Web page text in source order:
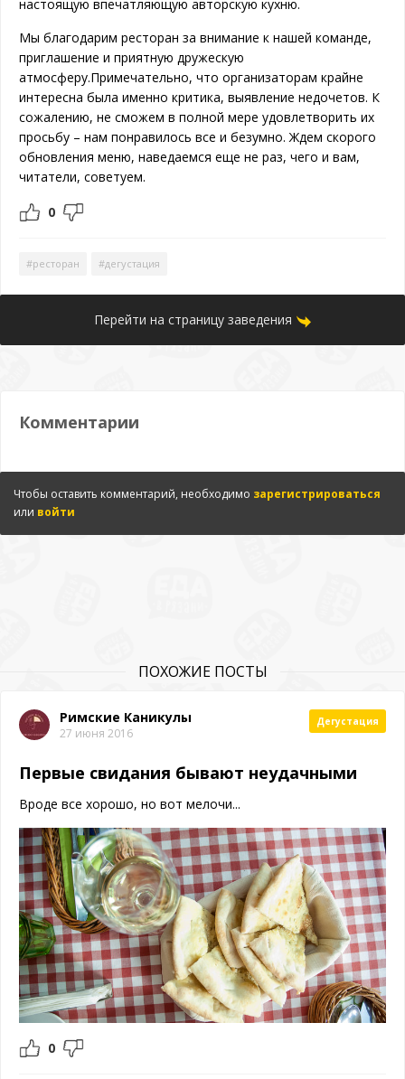
настоящую впечатляющую авторскую кухню.
Мы благодарим ресторан за внимание к нашей команде,
приглашение и приятную дружескую
атмосферу.Примечательно, что организаторам крайне
интересна была именно критика, выявление недочетов. К
сожалению, не сможем в полной мере удовлетворить их
просьбу – нам понравилось все и безумно. Ждем скорого
обновления меню, наведаемся еще не раз, чего и вам,
читатели, советуем.
0
#ресторан #дегустация
Перейти на страницу заведения
Комментарии
Чтобы оставить комментарий, необходимо зарегистрироваться
или войти
ПОХОЖИЕ ПОСТЫ
Римские Каникулы
27 июня 2016
Дегустация
Первые свидания бывают неудачными
Вроде все хорошо, но вот мелочи...
0